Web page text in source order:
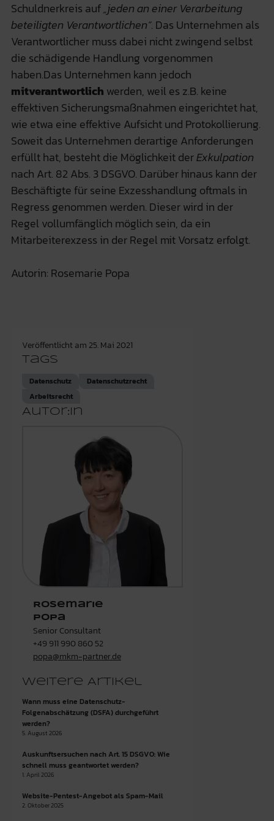
Schuldnerkreis auf„jeden an einer Verarbeitung
beteiligten Verantwortlichen“. Das Unternehmen als
Verantwortlicher muss dabei nicht zwingend selbst
die schädigende Handlung vorgenommen
haben.Das Unternehmen kann jedoch
mitverantwortlich werden, weil es z.B. keine
effektiven Sicherungsmaßnahmen eingerichtet hat,
wie etwa eine effektive Aufsicht und Protokollierung.
Soweit das Unternehmen derartige Anforderungen
erfüllt hat, besteht die Möglichkeit derExkulpation
nach Art. 82 Abs. 3 DSGVO. Darüber hinaus kann der
Beschäftigte für seine Exzesshandlung oftmals in
Regress genommen werden. Dieser wird in der
Regel vollumfänglich möglich sein, da ein
Mitarbeiterexzess in der Regel mit Vorsatz erfolgt.
Autorin: Rosemarie Popa
Veröffentlicht am 25. Mai 2021
Tags
Datenschutz
Datenschutzrecht
Arbeitsrecht
Autor:in
Rosemarie
Popa
Senior Consultant
+49 911 990 860 52
popa@mkm-partner.de
Weitere Artikel
Wann muss eine Datenschutz-
Folgenabschätzung (DSFA) durchgeführt
werden?
5. August 2026
Auskunftsersuchen nach Art. 15 DSGVO: Wie
schnell muss geantwortet werden?
1. April 2026
Website-Pentest-Angebot als Spam-Mail
2. Oktober 2025